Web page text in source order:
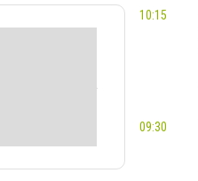
10:15
09:30